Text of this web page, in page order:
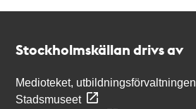
Stockholmskällan drivs av
Medioteket, utbildningsförvaltningen
Stadsmuseet